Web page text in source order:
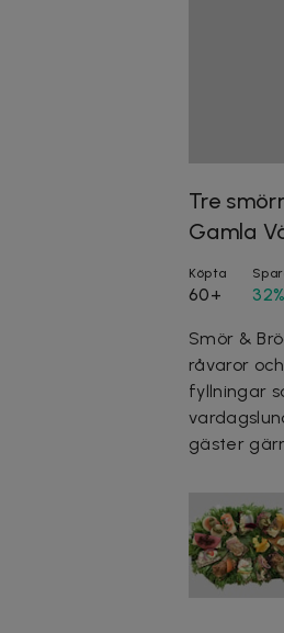
Tre
Gamla
Köpta
60+ 32%
Smör &
råvaror
fyllningar
gäster